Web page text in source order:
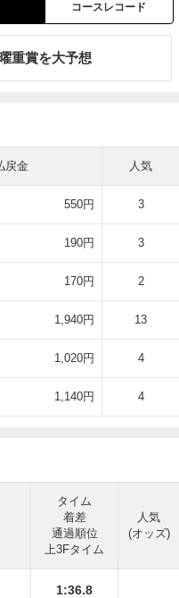
コースレコード
重賞を大予想
戻金 人気
550円 3
190円 3
170円 2
1,940円 13
1,020円 4
1,140円 4
タイム
着差
通過順位
上3Fタイム
人気
(オッズ)
1:36.8